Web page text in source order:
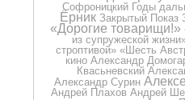
Софроницкий Годы
Ёрник Закрытый Показ
«Дорогие товарищи!»
из супружеской
строптивой» «Шесть
кино Александр
Квасьневский
Александр Сурин
Андрей Плахов Андрей